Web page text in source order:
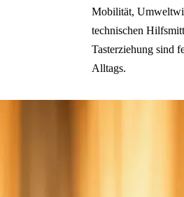
Mobilität,
technischen
Tasterziehung sind
Alltags.